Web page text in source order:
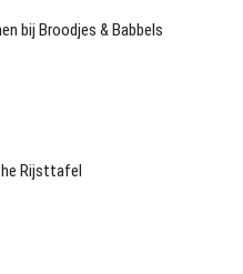
bij Broodjes & Babbels
Rijsttafel